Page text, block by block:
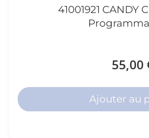
41001921 CANDY
55,00
Ajouter au